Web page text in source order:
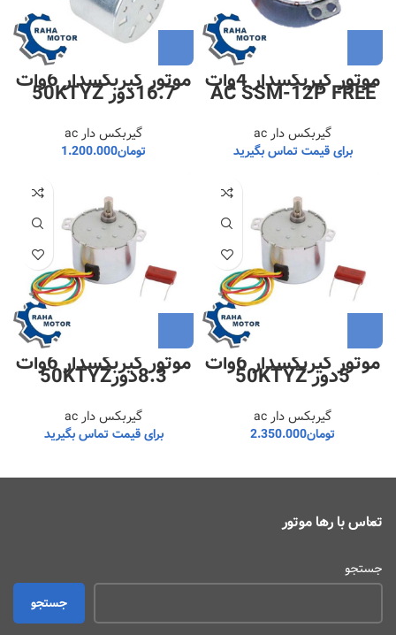
موتور گیربکسدار 4وات
AC SSM-12P FREE
گیربکس دار ac
برای قیمت تماس بگیرید
موتور گیربکسدار 6وات 16.7دور 50KTYZ
گیربکس دار ac
تومان1.200.000
موتور گیربکسدار 6وات 5دور 50KTYZ
گیربکس دار ac
تومان2.350.000
موتور گیربکسدار 6وات 8.3دور50KTYZ
گیربکس دار ac
برای قیمت تماس بگیرید
تماس با رها موتور
جستجو
جستجو